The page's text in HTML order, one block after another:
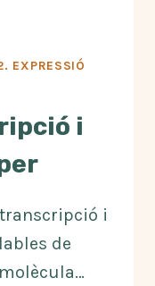
EXPRESSIÓ
i
i
de